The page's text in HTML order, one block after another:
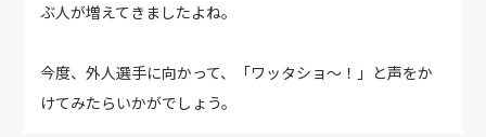
ぶ人が増えてきましたよね。
今度、外人選手に向かって、「ワッタショ～！」と声をか
けてみたらいかがでしょう。